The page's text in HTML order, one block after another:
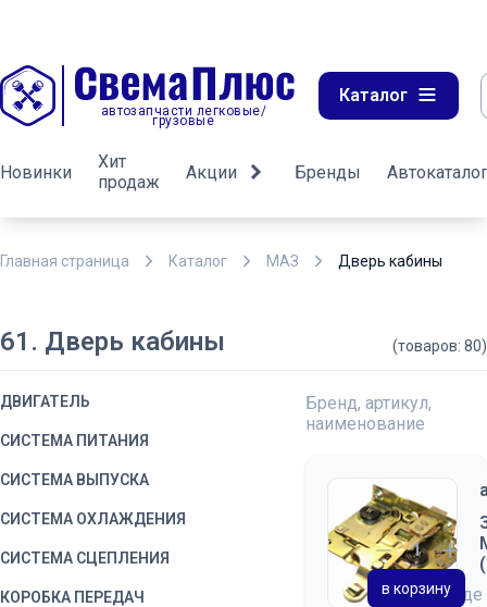
автозапчасти легковые/
грузовые
Каталог
Новинки
Хит
продаж
Акции Бренды Автокаталог
Главная страница Каталог МАЗ Дверь кабины
61. Дверь кабины (товаров: 80)
ДВИГАТЕЛЬ
СИСТЕМА ПИТАНИЯ
СИСТЕМА ВЫПУСКА
СИСТЕМА ОХЛАЖДЕНИЯ
СИСТЕМА СЦЕПЛЕНИЯ
КОРОБКА ПЕРЕДАЧ
Бренд, артикул,
наименование
на складе
в корзину